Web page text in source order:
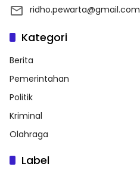
ridho.pewarta@gmail.com
Kategori
Berita
Pemerintahan
Politik
Kriminal
Olahraga
Label